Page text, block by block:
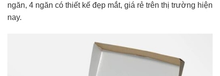
ngăn, 4 ngăn có thiết kế đẹp mắt, giá rẻ trên thị trường hiện
nay.